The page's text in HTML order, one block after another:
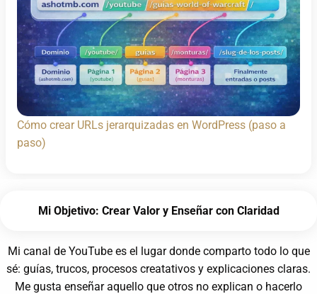
Cómo crear URLs jerarquizadas en WordPress (paso a
paso)
Mi Objetivo: Crear Valor y Enseñar con Claridad
Mi canal de YouTube es el lugar donde comparto todo lo que
sé: guías, trucos, procesos creatativos y explicaciones claras.
Me gusta enseñar aquello que otros no explican o hacerlo